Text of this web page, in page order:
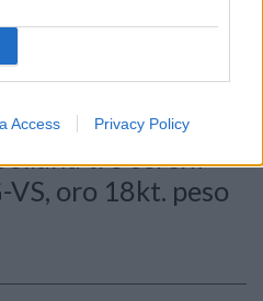
Access Privacy Policy
tre cerchi -
oro 18kt. peso